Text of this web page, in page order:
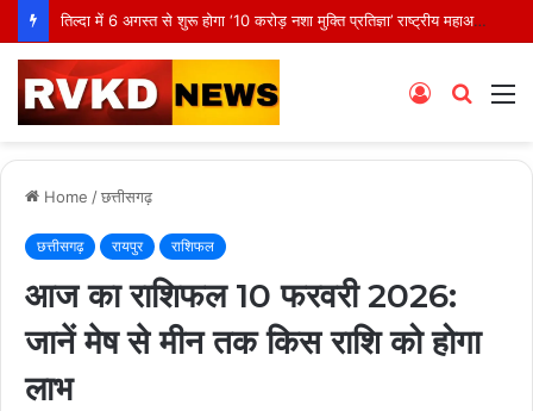
तिल्दा में 6 अगस्त से शुरू होगा ‘10 करोड़ नशा मुक्ति प्रतिज्ञा’ राष्ट्रीय महाअभियान, मंत्री टंकराम वर्मा करेंगे शुभारंभ
Search
Log
Home /छत्तीसगढ़
छत्तीसगढ़ रायपुर राशिफल
आज का राशिफल 10 फरवरी 2026:
जानें मेष से मीन तक किस राशि को होगा
लाभ